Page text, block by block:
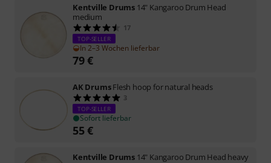
Kentville Drums 14" Kangaroo Drum Head
medium
17
TOP-SELLER
In 2–3 Wochen lieferbar
79€
AK DrumsFlesh hoop for natural heads
3
TOP-SELLER
Sofort lieferbar
55€
Kentville Drums 14" Kangaroo Drum Head heavy